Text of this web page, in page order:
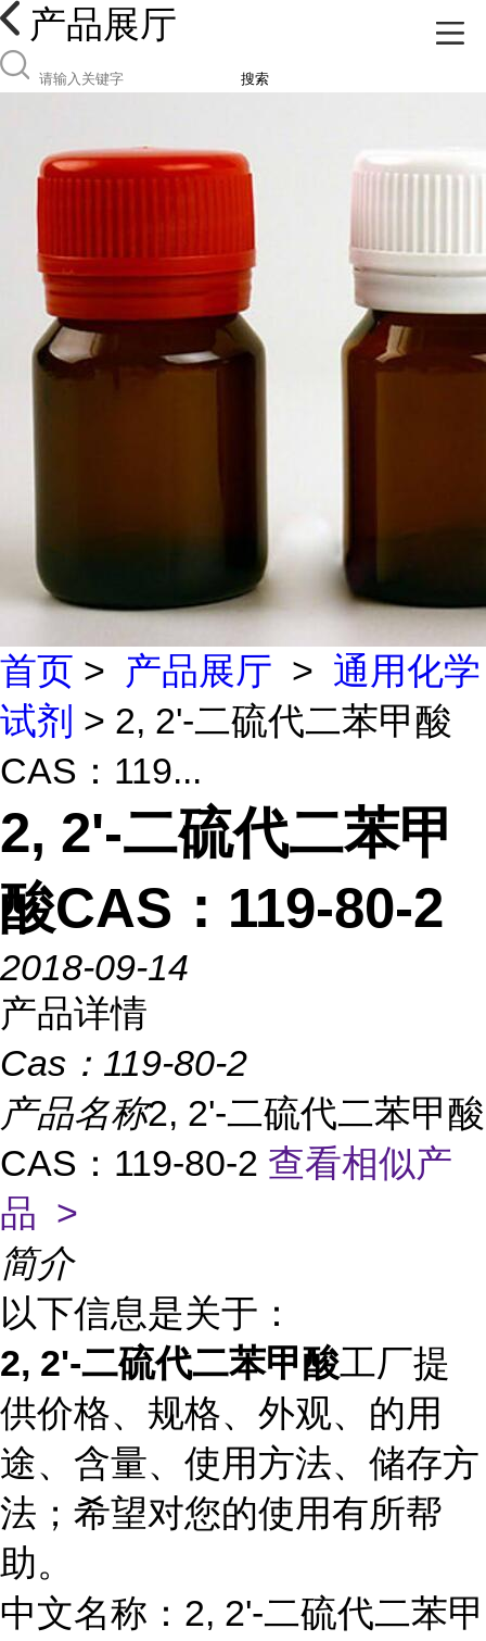
产品展厅
搜索
首页 > 产品展厅 > 通用化学
试剂 > 2, 2'-二硫代二苯甲酸
CAS：119...
2, 2'-二硫代二苯甲
酸CAS：119-80-2
2018-09-14
产品详情
Cas： 119-80-2
产品名称2, 2'-二硫代二苯甲酸
CAS：119-80-2 查看相似产
品 >
简介
以下信息是关于：
2, 2'-二硫代二苯甲酸工厂提
供价格、规格、外观、的用
途、含量、使用方法、储存方
法；希望对您的使用有所帮
助。
中文名称：2, 2'-二硫代二苯甲